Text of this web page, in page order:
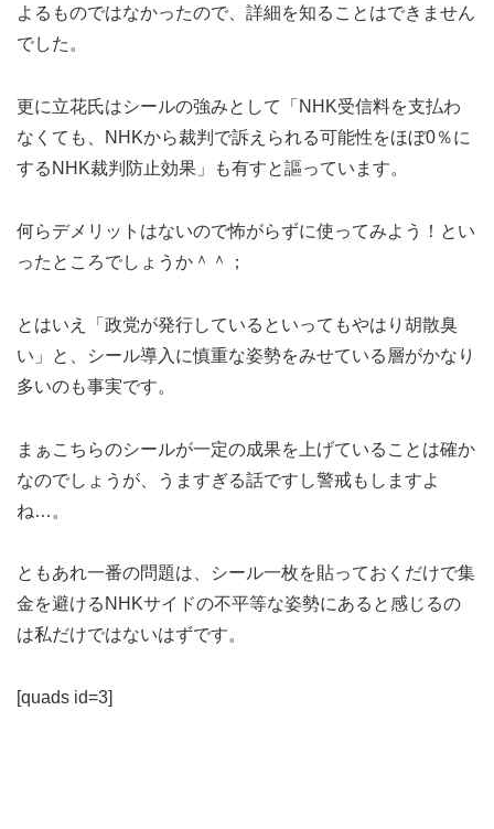
よるものではなかったので、詳細を知ることはできません
でした。
更に立花氏はシールの強みとして「NHK受信料を支払わ
なくても、NHKから裁判で訴えられる可能性をほぼ0％に
するNHK裁判防止効果」も有すと謳っています。
何らデメリットはないので怖がらずに使ってみよう！とい
ったところでしょうか＾＾；
とはいえ「政党が発行しているといってもやはり胡散臭
い」と、シール導入に慎重な姿勢をみせている層がかなり
多いのも事実です。
まぁこちらのシールが一定の成果を上げていることは確か
なのでしょうが、うますぎる話ですし警戒もしますよ
ね…。
ともあれ一番の問題は、シール一枚を貼っておくだけで集
金を避けるNHKサイドの不平等な姿勢にあると感じるの
は私だけではないはずです。
[quads id=3]